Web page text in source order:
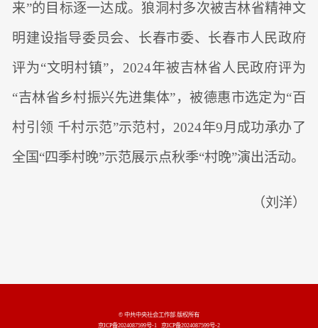
来”的目标逐一达成。狼洞村多次被吉林省精神文
明建设指导委员会、长春市委、长春市人民政府
评为“文明村镇”，2024年被吉林省人民政府评为
“吉林省乡村振兴先进集体”，被德惠市选定为“百
村引领 千村示范”示范村，2024年9月成功承办了
全国“四季村晚”示范展示点秋季“村晚”演出活动。
（刘洋）
© 中共中央社会工作部 版权所有
京ICP备2024087599号-1
京ICP备2024087599号-2